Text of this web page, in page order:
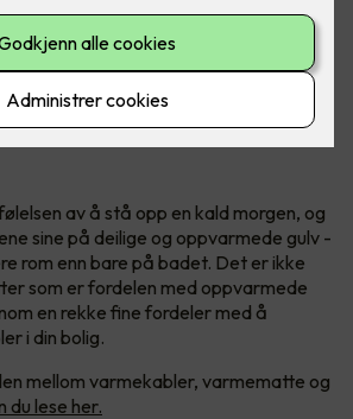
får du en jevn og behagelig
hele gulvflaten, perfekt for
gjennomsnittet kalde land.
kalde tær med
av å stå opp en kald morgen, og
sine på deilige og oppvarmede gulv -
rom enn bare på badet. Det er ikke
som er fordelen med oppvarmede
en rekke fine fordeler med å
i din bolig.
mellom varmekabler, varmematte og
du lese her.